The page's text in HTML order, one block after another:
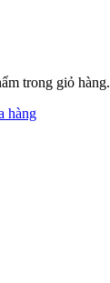
trong giỏ hàng.
hàng